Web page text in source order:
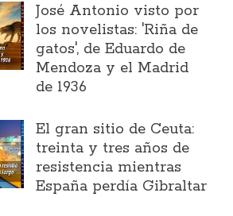
José Antonio visto por
los novelistas: 'Riña de
gatos', de Eduardo de
Mendoza y el Madrid
de 1936
El gran sitio de Ceuta:
treinta y tres años de
resistencia mientras
España perdía Gibraltar